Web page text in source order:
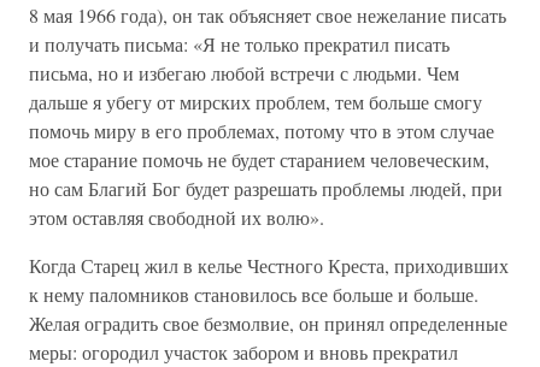
8 мая 1966 года), он так объясняет свое нежелание писать
и получать письма: «Я не только прекратил писать
письма, но и избегаю любой встречи с людьми. Чем
дальше я убегу от мирских проблем, тем больше смогу
помочь миру в его проблемах, потому что в этом случае
мое старание помочь не будет старанием человеческим,
но сам Благий Бог будет разрешать проблемы людей, при
этом оставляя свободной их волю».
Когда Старец жил в келье Честного Креста, приходивших
к нему паломников становилось все больше и больше.
Желая оградить свое безмолвие, он принял определенные
меры: огородил участок забором и вновь прекратил